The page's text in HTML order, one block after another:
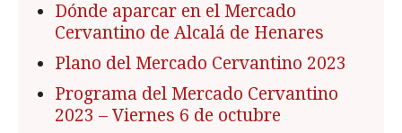
Dónde aparcar en el Mercado
Cervantino de Alcalá de Henares
Plano del Mercado Cervantino 2023
Programa del Mercado Cervantino
2023 – Viernes 6 de octubre